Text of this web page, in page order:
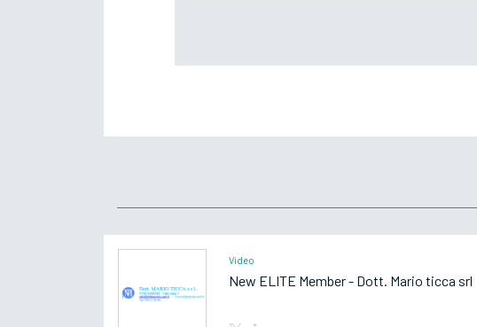
Video
New ELITE Member - Dott. Mario ticca srl